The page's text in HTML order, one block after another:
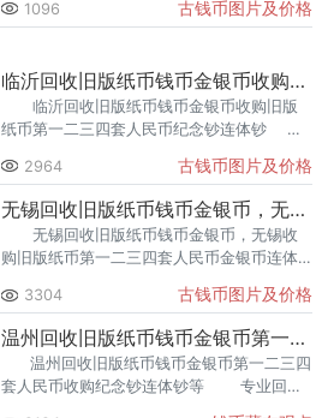
长期面向全国高价回收旧版纸币。
1096 古钱币图片及价格
临沂回收旧版纸币钱币金银币收购第一二三四套人民币纪念钞连体钞
临沂回收旧版纸币钱币金银币收购旧版
纸币第一二三四套人民币纪念钞连体钞
收服务，欢迎致电咨询。 临沂提供全国
上
2964 古钱币图片及价格
无锡回收旧版纸币钱币金银币，无锡收购第一二三四套人民币纪念钞
无锡回收旧版纸币钱币金银币，无锡收
购旧版纸币第一二三四套人民币金银币连体
币人民币、金银币、纪念钞、连体钞、邮票
等藏品，同时
3304 古钱币图片及价格
温州回收旧版纸币钱币金银币第一二三四套人民币收购纪念钞连体钞
温州回收旧版纸币钱币金银币第一二三四
套人民币收购纪念钞连体钞等 专业回收